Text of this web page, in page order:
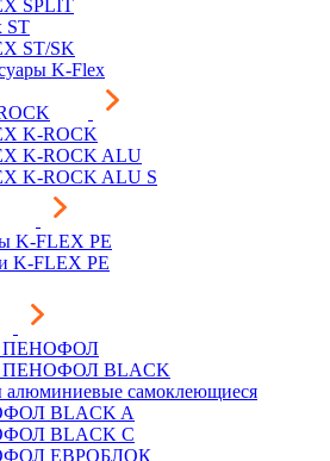
SPLIT
ST
ST/SK
K-Flex
K-ROCK
K-ROCK ALU
K-ROCK ALU S
K-FLEX PE
K-FLEX PE
ПЕНОФОЛ
ПЕНОФОЛ BLACK
алюминиевые самоклеющиеся
BLACK A
BLACK С
ЕВРОБЛОК